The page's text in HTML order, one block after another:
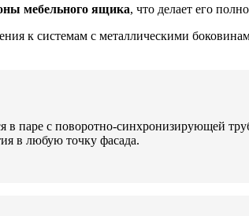
мебельного ящика, что делает его
к системам с металлическими
в паре с поворотно-синхронизирующей
в любую точку фасада.